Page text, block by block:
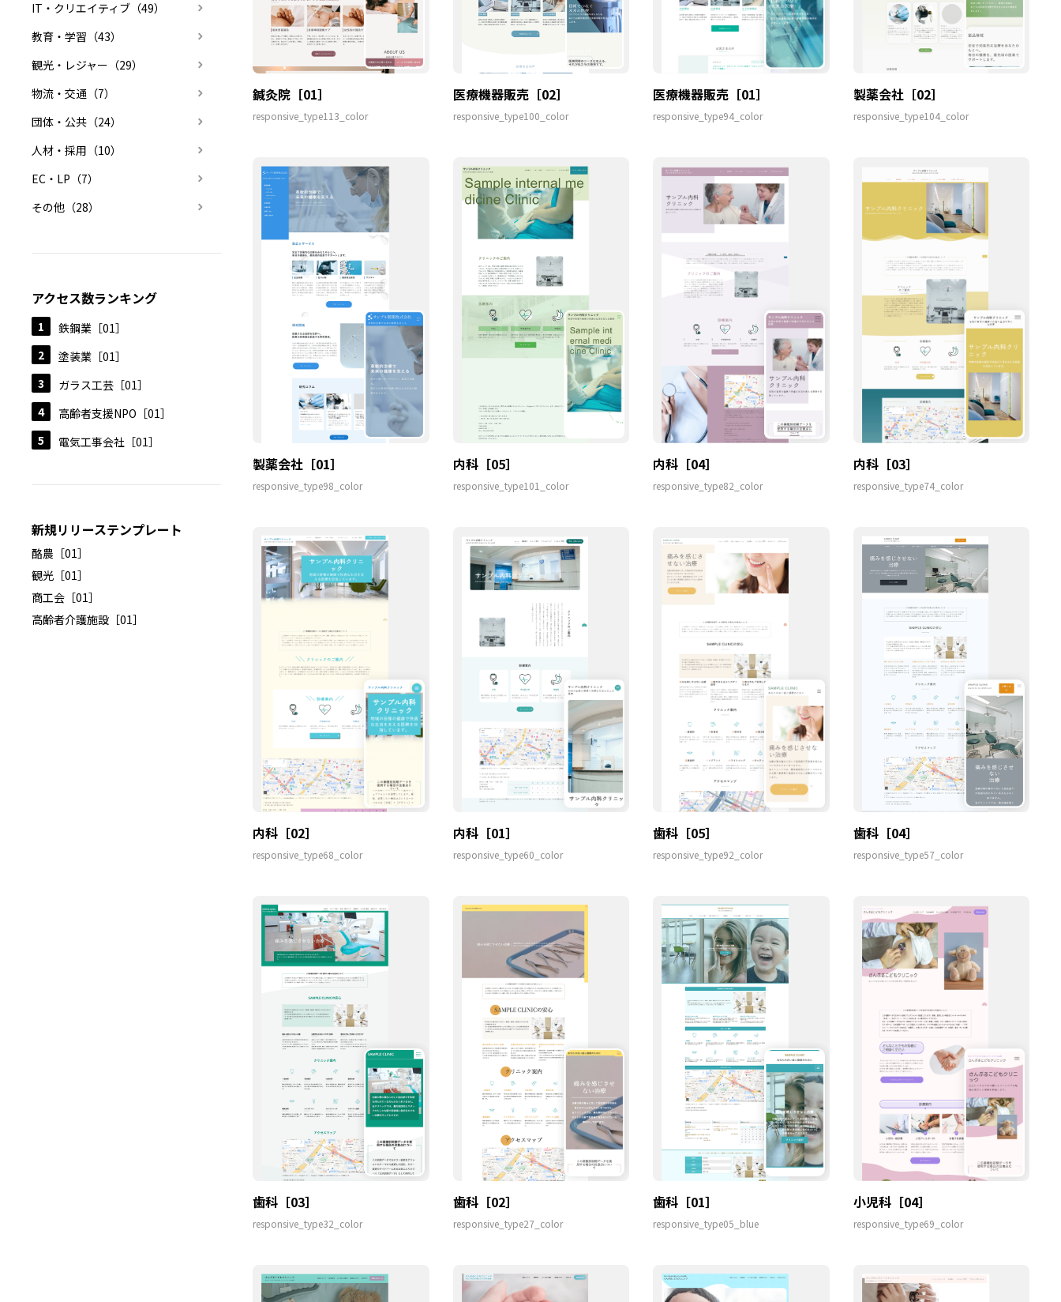
鍼灸院［01］
responsive_type113_color
医療機器販売［02］
responsive_type100_color
医療機器販売［01］
responsive_type94_color
製薬会社［02］
responsive_type104_color
製薬会社［01］
responsive_type98_color
内科［05］
responsive_type101_color
内科［04］
responsive_type82_color
内科［03］
responsive_type74_color
内科［02］
responsive_type68_color
内科［01］
responsive_type60_color
歯科［05］
responsive_type92_color
歯科［04］
responsive_type57_color
歯科［03］
responsive_type32_color
歯科［02］
responsive_type27_color
歯科［01］
responsive_type05_blue
小児科［04］
responsive_type69_color
IT・クリエイティブ（49）
教育・学習（43）
観光・レジャー（29）
物流・交通（7）
団体・公共（24）
人材・採用（10）
EC・LP（7）
その他（28）
アクセス数ランキング
鉄鋼業［01］
塗装業［01］
ガラス工芸［01］
高齢者支援NPO［01］
電気工事会社［01］
新規リリーステンプレート
酪農［01］
観光［01］
商工会［01］
高齢者介護施設［01］